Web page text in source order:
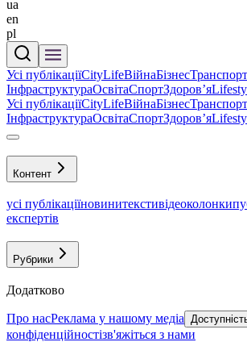
ua
en
pl
Усі публікаціїCityLifeВійнаБізнес
ІнфраструктураОсвітаСпортЗдоровʼя
Усі публікаціїCityLifeВійнаБізнес
ІнфраструктураОсвітаСпортЗдоровʼя
Контент
усі публікаціїновинитекстивідеоколонки
експертів
Рубрики
Додатково
Про насРеклама у нашому медіа
конфіденційностізв'яжіться з нами